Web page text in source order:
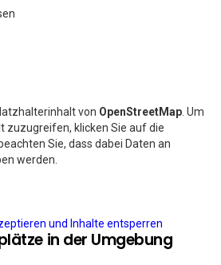
von OpenStreetMap . Um
zuzugreifen, klicken Sie auf die
Sie, dass dabei Daten an
werden.
und Inhalte entsperren
in der Umgebung